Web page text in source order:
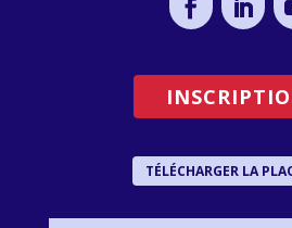
TÉLÉCHARGER LA